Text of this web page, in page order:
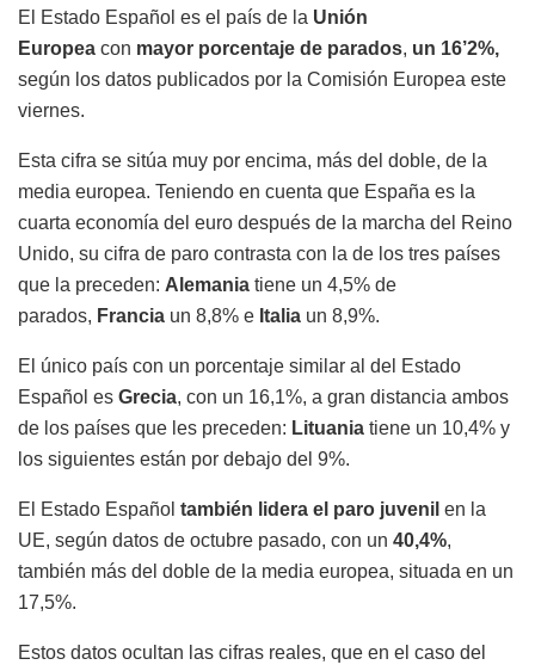
El Estado Español es el país de la Unión
Europea con mayor porcentaje de parados, un 16’2%,
según los datos publicados por la Comisión Europea este
viernes.
Esta cifra se sitúa muy por encima, más del doble, de la
media europea. Teniendo en cuenta que España es la
cuarta economía del euro después de la marcha del Reino
Unido, su cifra de paro contrasta con la de los tres países
que la preceden: Alemania tiene un 4,5% de
parados, Francia un 8,8% e Italia un 8,9%.
El único país con un porcentaje similar al del Estado
Español es Grecia, con un 16,1%, a gran distancia ambos
de los países que les preceden: Lituania tiene un 10,4% y
los siguientes están por debajo del 9%.
El Estado Español también lidera el paro juvenil en la
UE, según datos de octubre pasado, con un 40,4%,
también más del doble de la media europea, situada en un
17,5%.
Estos datos ocultan las cifras reales, que en el caso del